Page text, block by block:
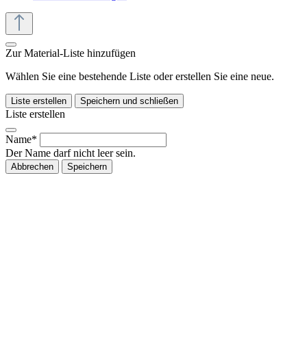
Zur Material-Liste hinzufügen
Wählen Sie eine bestehende Liste oder erstellen Sie eine neue.
Liste erstellen Speichern und schließen
Liste erstellen
Name*
Der Name darf nicht leer sein.
Abbrechen Speichern